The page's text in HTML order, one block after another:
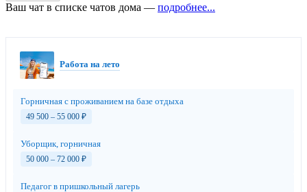
Ваш чат в списке чатов дома — подробнее...
Работа на лето
Горничная с проживанием на базе отдыха
49 500 – 55 000 ₽
Уборщик, горничная
50 000 – 72 000 ₽
Педагог в пришкольный лагерь